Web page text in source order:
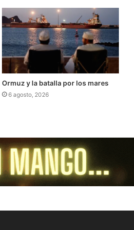
Ormuz y la batalla por los mares
6 agosto, 2026